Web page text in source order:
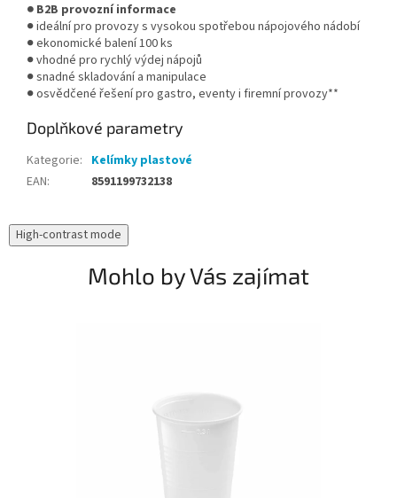
● B2B provozní informace
● ideální pro provozy s vysokou spotřebou nápojového nádobí
● ekonomické balení 100 ks
● vhodné pro rychlý výdej nápojů
● snadné skladování a manipulace
● osvědčené řešení pro gastro, eventy i firemní provozy**
Doplňkové parametry
Kategorie: Kelímky plastové
EAN: 8591199732138
High-contrast mode
Mohlo by Vás zajímat